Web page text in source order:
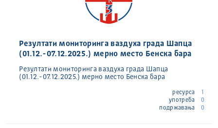
Резултати мониторинга ваздуха града Шапца
(01.12.-07.12.2025.) мерно место Бенска бара
Резултати мониторинга ваздуха града Шапца
(01.12.-07.12.2025.) мерно место Бенска бара
ресурса
1
употреба
0
подржавања
0